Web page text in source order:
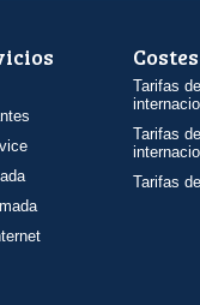
Costes
Tarifas
Tarifas
Tarifas